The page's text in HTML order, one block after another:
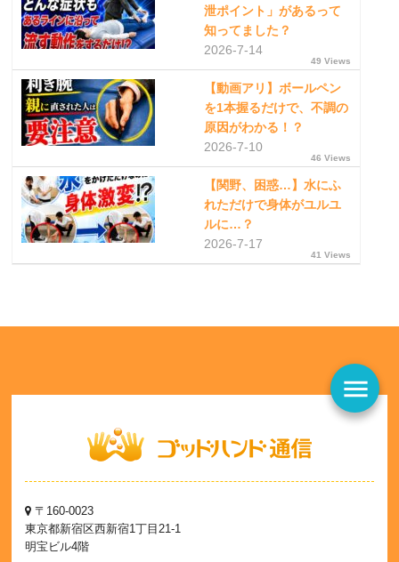
泄ポイント」があるって
知ってました？
2026-7-14
49 Views
【動画アリ】ボールペン
を1本握るだけで、不調の
原因がわかる！？
2026-7-10
46 Views
【関野、困惑…】水にふ
れただけで身体がユルユ
ルに…？
2026-7-17
41 Views
menu
〒160-0023
東京都新宿区西新宿1丁目21-1
明宝ビル4階